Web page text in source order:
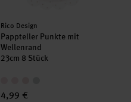
Hersteller:
Rico Design
Pappteller Punkte mit
Wellenrand
23cm 8 Stück
4,99 €